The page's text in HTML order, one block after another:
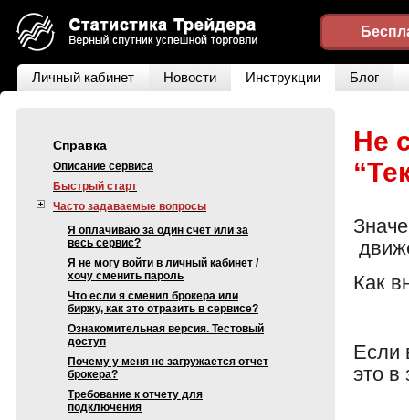
Личный кабинет Новости Инструкции Блог
Справка
Описание сервиса
Быстрый старт
Часто задаваемые вопросы
Я оплачиваю за один счет или за
весь сервис?
Я не могу войти в личный кабинет /
хочу сменить пароль
Что если я сменил брокера или
биржу, как это отразить в сервисе?
Ознакомительная версия. Тестовый
доступ
Почему у меня не загружается отчет
брокера?
Требование к отчету для
подключения
Не
Как
Если
это в